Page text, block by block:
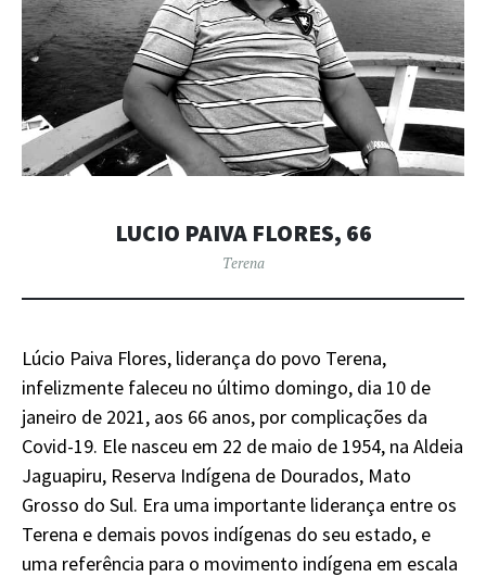
LUCIO PAIVA FLORES, 66
Terena
Lúcio Paiva Flores, liderança do povo Terena,
infelizmente faleceu no último domingo, dia 10 de
janeiro de 2021, aos 66 anos, por complicações da
Covid-19. Ele nasceu em 22 de maio de 1954, na Aldeia
Jaguapiru, Reserva Indígena de Dourados, Mato
Grosso do Sul. Era uma importante liderança entre os
Terena e demais povos indígenas do seu estado, e
uma referência para o movimento indígena em escala